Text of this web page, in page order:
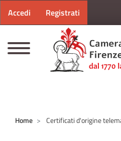
Menu profilo utente
Accedi Registrati
Home Certificati d'origine